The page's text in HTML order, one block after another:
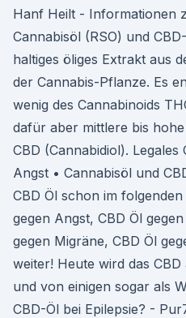
Hanf Heilt - Informationen
Cannabisöl (RSO) und
haltiges öliges Extrakt aus
der Cannabis-Pflanze. Es
wenig des Cannabinoids
dafür aber mittlere bis
CBD (Cannabidiol). Legales
Angst • Cannabisöl und
CBD Öl schon im
gegen Angst, CBD Öl
gegen Migräne, CBD Öl
weiter! Heute wird das
und von einigen sogar als
CBD-Öl bei Epilepsie? -